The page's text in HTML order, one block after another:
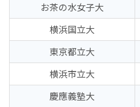
お茶の水女子大
横浜国立大
東京都立大
横浜市立大
慶應義塾大